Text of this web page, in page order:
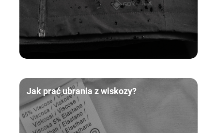
Jak prać ubrania z wiskozy?